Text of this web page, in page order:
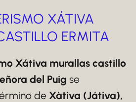
XÁTIVA
ERMITA
Xátiva murallas castillo
del Puig se
de Xàtiva (Játiva),